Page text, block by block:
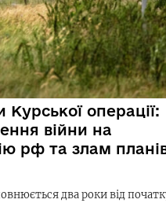
Курської операції:
війни на
рф та злам
два роки від